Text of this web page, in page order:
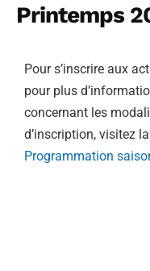
Printemps
Pour s’inscrire aux
pour plus
concernant les
d’inscription, visitez
Programmation